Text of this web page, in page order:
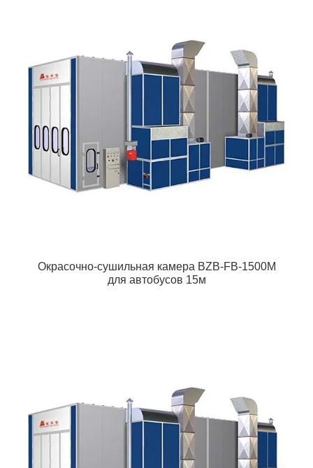
Окрасочно-сушильная камера BZB-FB-1500M
для автобусов 15м